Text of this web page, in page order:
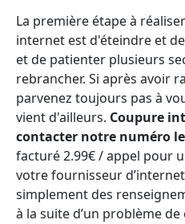
La première étape à
internet est d'éteindre et
et de patienter plusieurs
rebrancher. Si après avoir
parvenez toujours pas à
vient d'ailleurs. Coupure
contacter notre numéro le
facturé 2.99€ / appel pour
votre fournisseur
simplement des
à la suite d’un problème